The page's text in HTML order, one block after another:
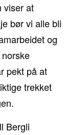
viser at
bør vi alle bli
og
pekt på at
trekket
Bergli